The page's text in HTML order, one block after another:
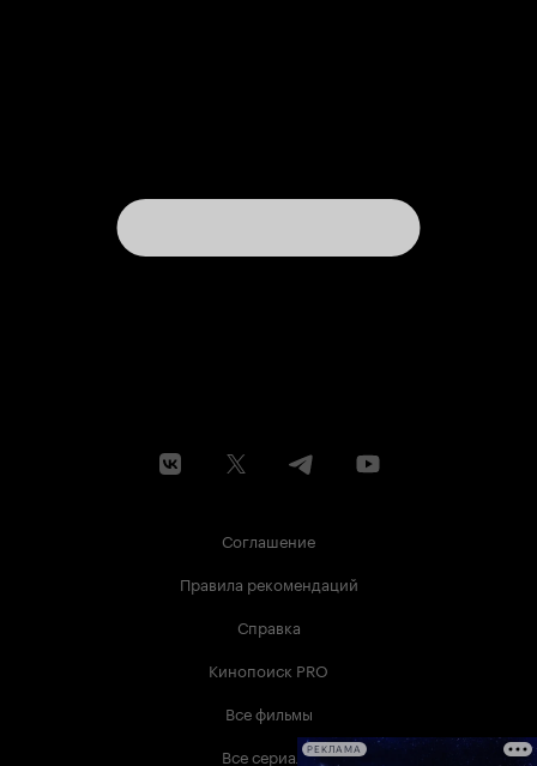
Соглашение
Правила рекомендаций
Справка
Кинопоиск PRO
Все фильмы
Все сериалыРЕКЛАМА